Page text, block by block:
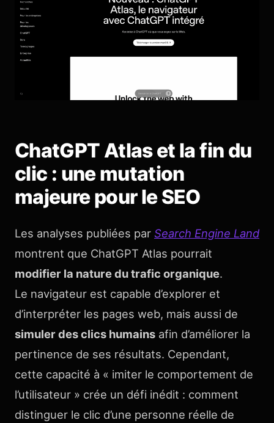
ChatGPT Atlas et la fin du
clic : une mutation
majeure pour le SEO
Les analyses publiées par Search Engine Land
montrent que ChatGPT Atlas pourrait
modifier la nature du trafic organique.
Le navigateur est capable d’explorer et
d’interpréter les pages web, mais aussi de
simuler des clics humains afin d’améliorer la
pertinence de ses résultats. Cependant,
cette capacité à « imiter le comportement de
l’utilisateur » crée un défi inédit : comment
distinguer le clic d’une personne réelle de